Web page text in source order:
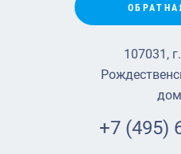
107031,
+7 (495)